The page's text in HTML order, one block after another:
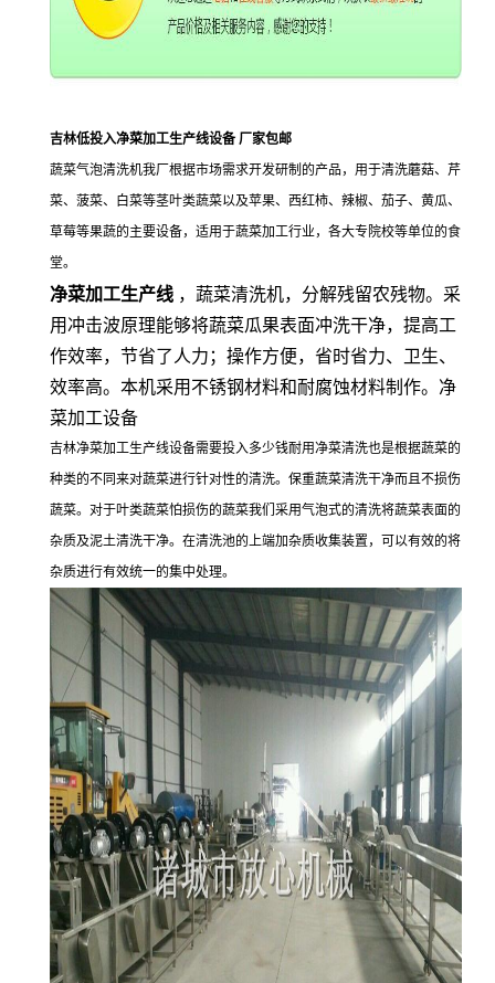
吉林低投入净菜加工生产线设备 厂家包邮
蔬菜气泡清洗机我厂根据市场需求开发研制的产品，用于清洗蘑菇、芹
菜、菠菜、白菜等茎叶类蔬菜以及苹果、西红柿、辣椒、茄子、黄瓜、
草莓等果蔬的主要设备，适用于蔬菜加工行业，各大专院校等单位的食
堂。
净菜加工生产线 ，蔬菜清洗机，分解残留农残物。采
用冲击波原理能够将蔬菜瓜果表面冲洗干净，提高工
作效率，节省了人力；操作方便，省时省力、卫生、
效率高。本机采用不锈钢材料和耐腐蚀材料制作。净
菜加工设备
吉林净菜加工生产线设备需要投入多少钱耐用净菜清洗也是根据蔬菜的
种类的不同来对蔬菜进行针对性的清洗。保重蔬菜清洗干净而且不损伤
蔬菜。对于叶类蔬菜怕损伤的蔬菜我们采用气泡式的清洗将蔬菜表面的
杂质及泥土清洗干净。在清洗池的上端加杂质收集装置，可以有效的将
杂质进行有效统一的集中处理。